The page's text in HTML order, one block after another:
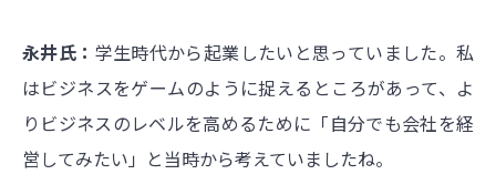
永井氏： 学生時代から起業したいと思っていました。私
はビジネスをゲームのように捉えるところがあって、よ
りビジネスのレベルを高めるために「自分でも会社を経
営してみたい」と当時から考えていましたね。